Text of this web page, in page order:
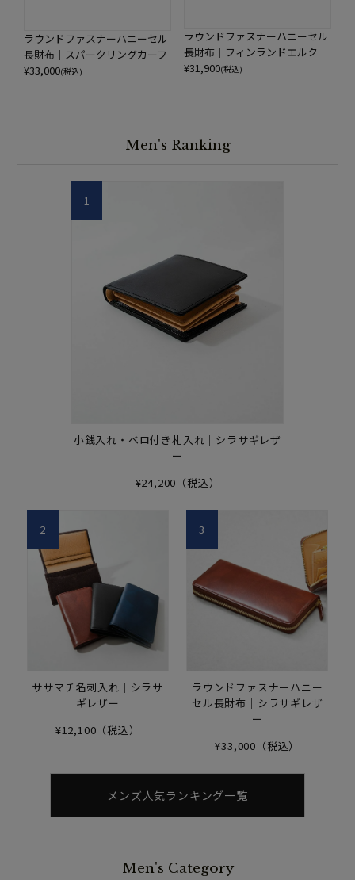
ラウンドファスナーハニーセル
長財布｜スパークリングカーフ
¥33,000(税込)
ラウンドファスナーハニーセル
長財布｜フィンランドエルク
¥31,900(税込)
Men's Ranking
小銭入れ・ベロ付き札入れ｜シラサギレザ
ー
¥24,200（税込）
1
ササマチ名刺入れ｜シラサ
ギレザー
¥12,100（税込）
2
ラウンドファスナーハニー
セル長財布｜シラサギレザ
ー
¥33,000（税込）
3
メンズ人気ランキング一覧
Men's Category